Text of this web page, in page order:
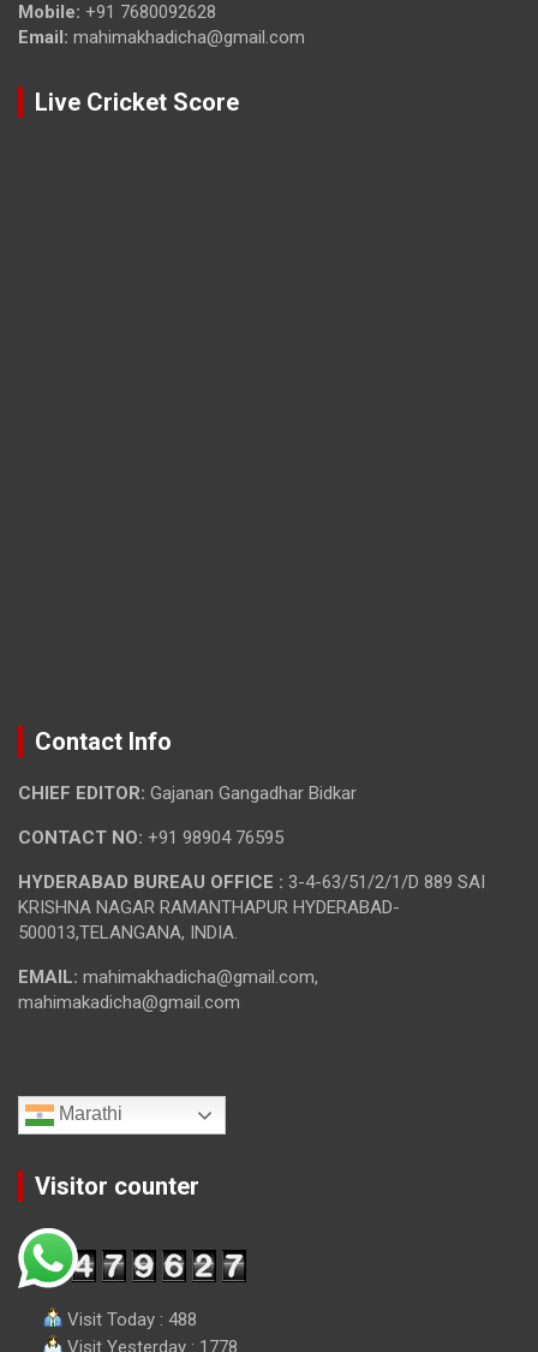
Mobile: +91 7680092628
Email: mahimakhadicha@gmail.com
Live Cricket Score
Contact Info
CHIEF EDITOR: Gajanan Gangadhar Bidkar
CONTACT NO: +91 98904 76595
HYDERABAD BUREAU OFFICE : 3-4-63/51/2/1/D 889 SAI
KRISHNA NAGAR RAMANTHAPUR HYDERABAD-
500013,TELANGANA, INDIA.
EMAIL: mahimakhadicha@gmail.com,
mahimakadicha@gmail.com
Marathi
Visitor counter
Visit Today : 488
Visit Yesterday : 1778